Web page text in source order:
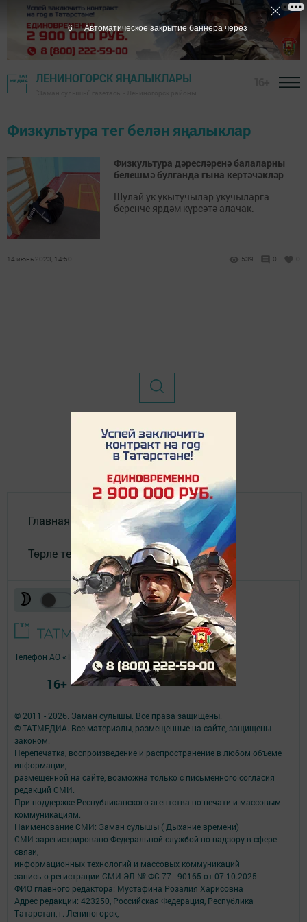
ЛЕНИНОГОРСК ЯҢАЛЫКЛАРЫ
Физкультура тег белән яңалыклар
Физкультура дәресләренә балаларны
белешмә булганда гына кертәчәкләр
Шулай ук укытучылар укучыларга
беренче ярдәм күрсәтә алачак.
14 июнь 2023, 14:50 539 0 0
Главная
Төрле темалар
© 2011 - 2026. Заман сулышы. Все права защищены.
© ТАТМЕДИА. Все материалы, размещенные на сайте, защищены
законом.
Перепечатка, воспроизведение и распространение в любом объеме
информации,
размещенной на сайте, возможна только с письменного согласия
редакций СМИ.
При поддержке Республиканского агентства по печати и массовым
коммуникациям.
Наименование СМИ: Заман сулышы ( Дыхание времени)
СМИ зарегистрировано Федеральной службой по надзору в сфере
связи,
информационных технологий и массовых коммуникаций
запись о регистрации СМИ ЭЛ № ФС 77 - 90165 от 07.10.2025
ФИО главного редактора: Мустафина Розалия Харисовна
Адрес редакции: 423250, Российская Федерация, Республика
Татарстан, г. Лениногорск,
Телефон АО «ТАТМЕДИА»: (843) 222 09 84
16+
6 Автоматическое закрытие баннера через